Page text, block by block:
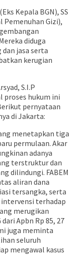
Kepala BGN), SS
Pemenuhan Gizi),
diduga
jasa serta
kerugian
S.I.P
proses hukum ini
pernyataan
di Jakarta:
menetapkan tiga
permulaan. Akar
adanya
terstruktur dan
dilindungi. FABEM
aliran dana
tersangka, serta
terhadap
merugikan
Apbn Rp 85, 27
juga meminta
seluruh
mengawal kasus